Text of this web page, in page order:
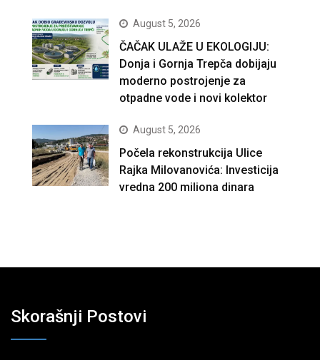
August 5, 2026
ČAČAK ULAŽE U EKOLOGIJU:
Donja i Gornja Trepča dobijaju
moderno postrojenje za
otpadne vode i novi kolektor
August 5, 2026
Počela rekonstrukcija Ulice
Rajka Milovanovića: Investicija
vredna 200 miliona dinara
Skorašnji Postovi